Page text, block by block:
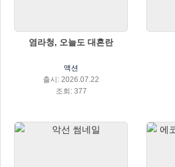
염라청, 오늘도 대혼란
액션
출시: 2026.07.22
조회: 377